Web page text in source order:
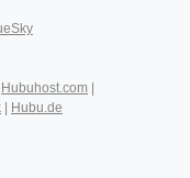
Hubuhost.com
Hubu.de